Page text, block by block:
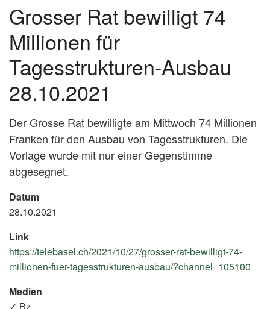
Grosser Rat bewilligt 74
Millionen für
Tagesstrukturen-Ausbau
28.10.2021
Der Grosse Rat bewilligte am Mittwoch 74 Millionen
Franken für den Ausbau von Tagesstrukturen. Die
Vorlage wurde mit nur einer Gegenstimme
abgesegnet.
Datum
28.10.2021
Link
https://telebasel.ch/2021/10/27/grosser-rat-bewilligt-74-
millionen-fuer-tagesstrukturen-ausbau/?channel=105100
Medien
✓ Bz